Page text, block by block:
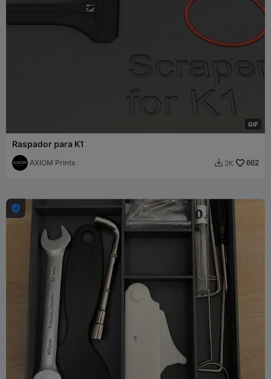
GIF
Raspador para K1
AXIOM Prints  2K 662
